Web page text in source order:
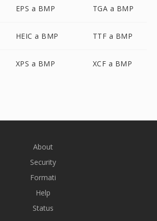
EPS a BMP TGA a BMP
HEIC a BMP TTF a BMP
XPS a BMP XCF a BMP
About
Security
Formati
Help
Status